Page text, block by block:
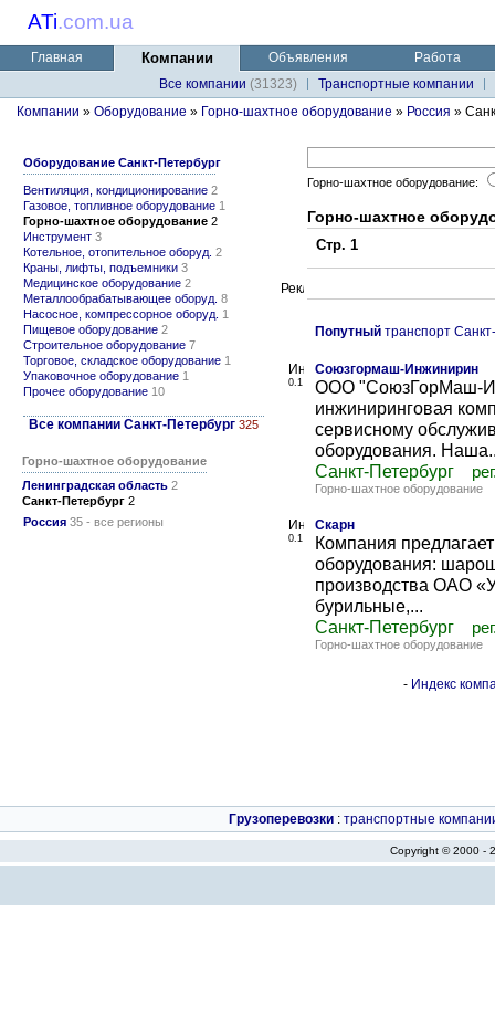
ATi.com.ua
Главная Компании Объявления
Работа
Все компании (31323)
Транспортные компании
Компании » Оборудование » Горно-шахтное оборудование » Россия »
Оборудование Санкт-Петербург
Вентиляция, кондиционирование 2
Газовое, топливное оборудование 1
Горно-шахтное оборудование 2
Инструмент 3
Котельное, отопительное оборуд. 2
Краны, лифты, подъемники 3
Медицинское оборудование 2
Металлообрабатывающее оборуд. 8
Насосное, компрессорное оборуд. 1
Пищевое оборудование 2
Строительное оборудование 7
Торговое, складское оборудование 1
Упаковочное оборудование 1
Прочее оборудование 10
Все компании Санкт-Петербург 325
Горно-шахтное оборудование
Ленинградская область 2
Санкт-Петербург 2
Россия 35 - все регионы
Горно-шахтное оборудование:
Горно-шахтное
Стр. 1
Попутный транспорт
0.1
Союзгормаш-Инжинирин
ООО "СоюзГорМаш-
инжиниринговая
сервисному
оборудования.
Санкт-Петербург
Горно-шахтное оборудование
0.1
Скарн
Компания
оборудования:
производства ОАО
бурильные,...
Санкт-Петербург
Горно-шахтное оборудование
- Индекс
Грузоперевозки : транспортные
Copyright © 2000 -